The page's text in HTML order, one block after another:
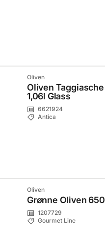
Oliven
Oliven
1,06l Glass
6621924
Antica
Oliven
Grønne Oliven
1207729
Gourmet Line